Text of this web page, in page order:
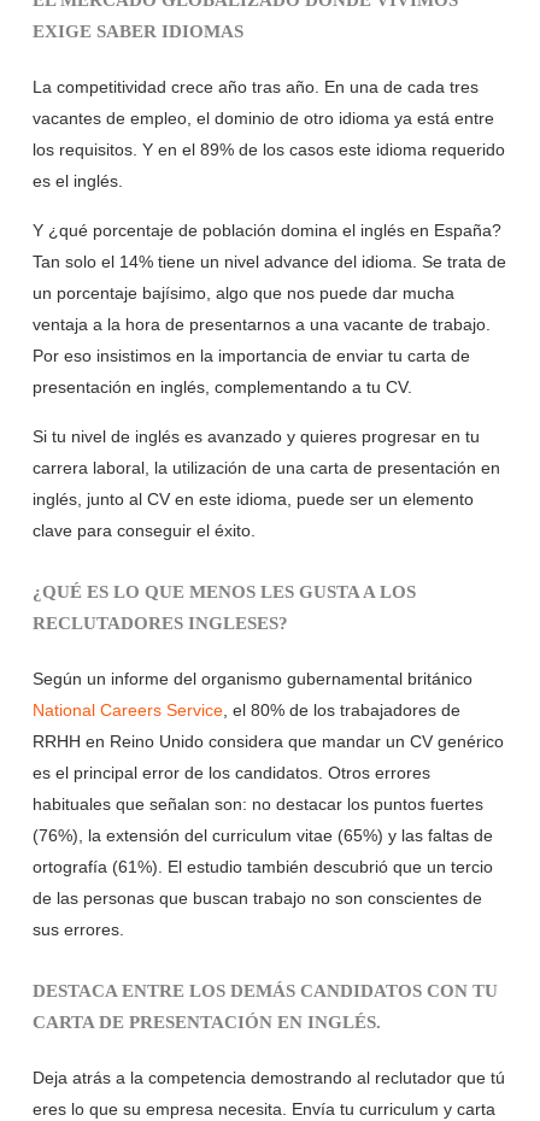
EXIGE SABER IDIOMAS
La competitividad crece año tras año. En una de cada tres
vacantes de empleo, el dominio de otro idioma ya está entre
los requisitos. Y en el 89% de los casos este idioma requerido
es el inglés.
Y ¿qué porcentaje de población domina el inglés en España?
Tan solo el 14% tiene un nivel advance del idioma. Se trata de
un porcentaje bajísimo, algo que nos puede dar mucha
ventaja a la hora de presentarnos a una vacante de trabajo.
Por eso insistimos en la importancia de enviar tu carta de
presentación en inglés, complementando a tu CV.
Si tu nivel de inglés es avanzado y quieres progresar en tu
carrera laboral, la utilización de una carta de presentación en
inglés, junto al CV en este idioma, puede ser un elemento
clave para conseguir el éxito.
¿QUÉ ES LO QUE MENOS LES GUSTA A LOS
RECLUTADORES INGLESES?
Según un informe del organismo gubernamental británico
National Careers Service, el 80% de los trabajadores de
RRHH en Reino Unido considera que mandar un CV genérico
es el principal error de los candidatos. Otros errores
habituales que señalan son: no destacar los puntos fuertes
(76%), la extensión del curriculum vitae (65%) y las faltas de
ortografía (61%). El estudio también descubrió que un tercio
de las personas que buscan trabajo no son conscientes de
sus errores.
DESTACA ENTRE LOS DEMÁS CANDIDATOS CON TU
CARTA DE PRESENTACIÓN EN INGLÉS.
Deja atrás a la competencia demostrando al reclutador que tú
eres lo que su empresa necesita. Envía tu curriculum y carta